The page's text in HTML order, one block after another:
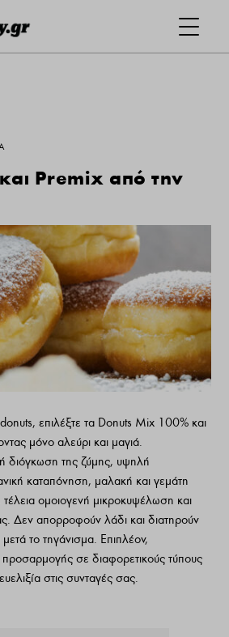
Premix από την
donuts, επιλέξτε τα Donuts Mix 100% και
μόνο αλεύρι και μαγιά.
διόγκωση της ζύμης, υψηλή
καταπόνηση, μαλακή και γεμάτη
ομοιογενή μικροκυψέλωση και
Δεν απορροφούν λάδι και διατηρούν
το τηγάνισμα. Επιπλέον,
σε διαφορετικούς τύπους
στις συνταγές σας.